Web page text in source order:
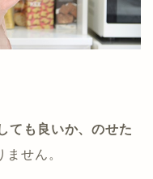
ても良いか、のせた
ません。